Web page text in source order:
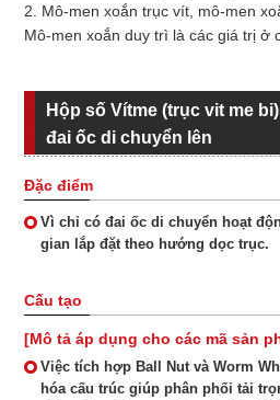
2. Mô-men xoắn trục vít, mô-men
Mô-men xoắn duy trì là các giá trị ở
Hộp số Vítme (trục vit me
đai ốc di chuyển lên
Đặc điểm
Vì chỉ có đai ốc di chuyển hoạt
gian lắp đặt theo hướng dọc trục.
Cấu tạo
[Mô tả áp dụng cho các mã sản
Việc tích hợp Ball Nut và Worm
hóa cấu trúc giúp phân phối tải